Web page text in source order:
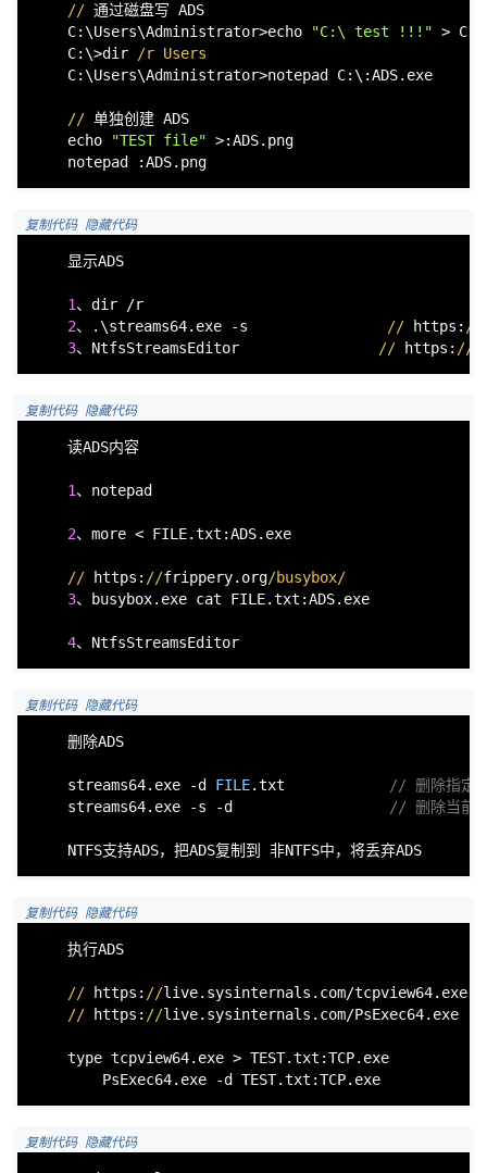
// 通过磁盘写 ADS
C:\Users\Administrator>echo
"C:\ test !!!" >
C:\>dir
/r Users
// 单独创建 ADS
echo
"TEST file"
notepad
复制代码 隐藏代码
显示ADS
1、dir /r
2、.\streams64.exe -s // https: //
3、NtfsStreamsEditor // https: //
复制代码 隐藏代码
读ADS内容
1、
2、more <
// https: //frippery.org/busybox/
3、busybox.exe cat
4、
复制代码 隐藏代码
删除ADS
streams64.exe -d FILE.txt
// 删除指定
streams64.exe -s -d
// 删除当前
NTFS支持ADS，把ADS复制到 非NTFS中，将
复制代码 隐藏代码
执行ADS
// https: //live.sysinternals.com/tcpview64.exe
// https: //live.sysinternals.com/PsExec64.exe
type tcpview64.exe > TEST.txt:TCP.exe
PsExec64.exe -d
复制代码 隐藏代码